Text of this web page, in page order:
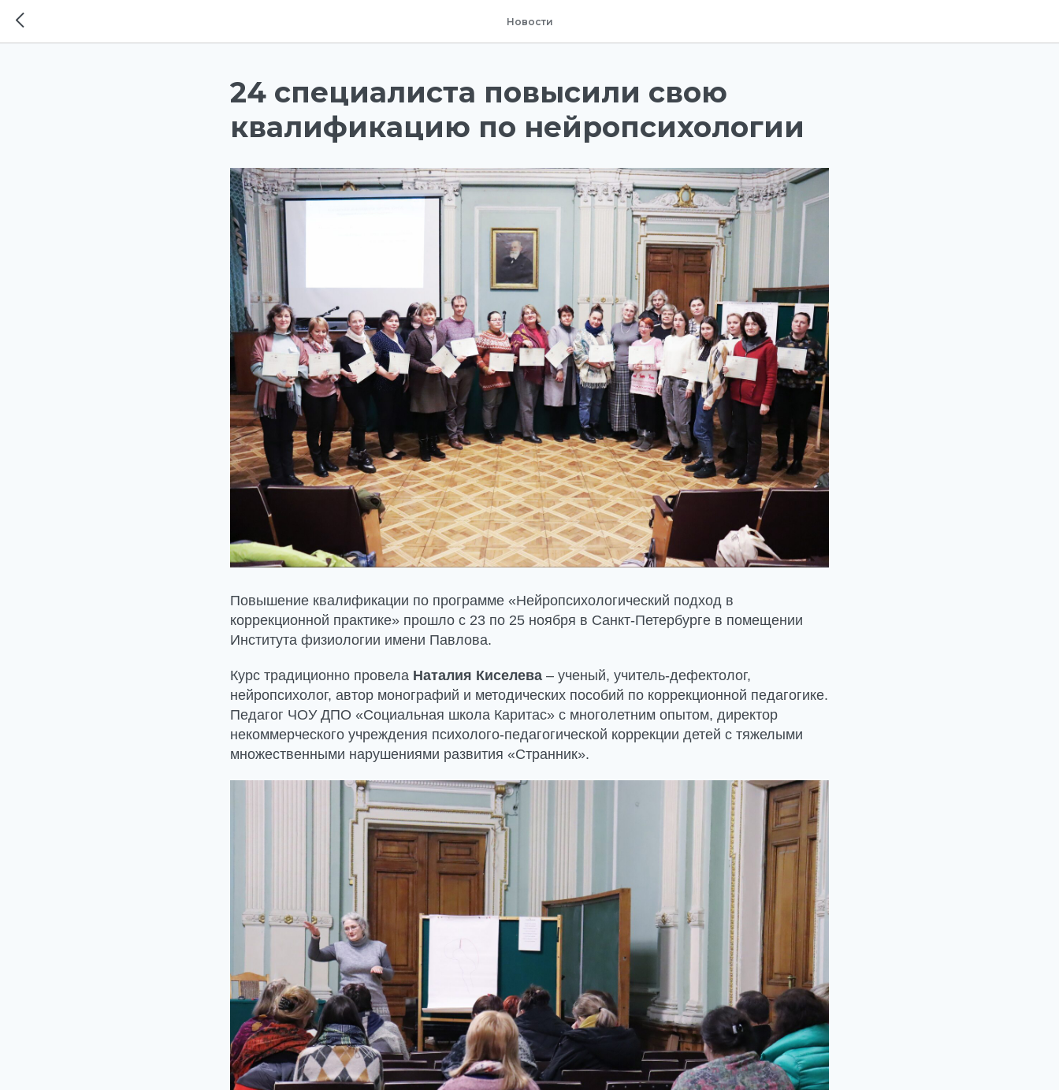
Новости
24 специалиста повысили свою
квалификацию по нейропсихологии
Повышение квалификации по программе «Нейропсихологический подход в
коррекционной практике» прошло с 23 по 25 ноября в Санкт-Петербурге в помещении
Института физиологии имени Павлова.
Курс традиционно провела Наталия Киселева – ученый, учитель-дефектолог,
нейропсихолог, автор монографий и методических пособий по коррекционной педагогике.
Педагог ЧОУ ДПО «Социальная школа Каритас» с многолетним опытом, директор
некоммерческого учреждения психолого-педагогической коррекции детей с тяжелыми
множественными нарушениями развития «Странник».